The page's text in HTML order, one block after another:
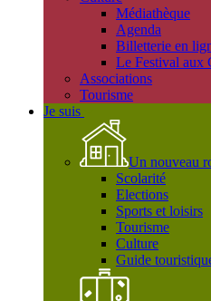
Médiathèque
Agenda
Billetterie en
Le Festival aux
Associations
Tourisme
Je suis
Un nouveau
Scolarité
Elections
Sports et loisirs
Tourisme
Culture
Guide